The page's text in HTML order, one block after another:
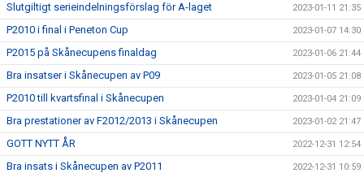
Slutgiltigt serieindelningsförslag för A-laget 2023-01-11 21:35
P2010 i final i Peneton Cup 2023-01-07 14:30
P2015 på Skånecupens finaldag 2023-01-06 21:44
Bra insatser i Skånecupen av P09 2023-01-05 21:08
P2010 till kvartsfinal i Skånecupen 2023-01-04 21:09
Bra prestationer av F2012/2013 i Skånecupen 2023-01-02 21:47
GOTT NYTT ÅR 2022-12-31 12:54
Bra insats i Skånecupen av P2011 2022-12-31 10:59